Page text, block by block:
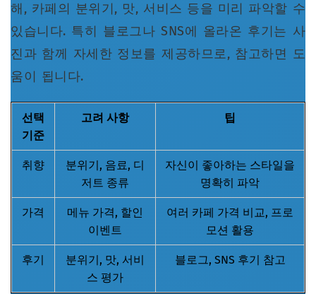
해, 카페의 분위기, 맛, 서비스 등을 미리 파악할 수
있습니다. 특히 블로그나 SNS에 올라온 후기는 사
진과 함께 자세한 정보를 제공하므로, 참고하면 도
움이 됩니다.
선택
기준
고려 사항 팁
취향
분위기, 음료, 디
저트 종류
자신이 좋아하는 스타일을
명확히 파악
가격
메뉴 가격, 할인
이벤트
여러 카페 가격 비교, 프로
모션 활용
후기
분위기, 맛, 서비
스 평가
블로그, SNS 후기 참고